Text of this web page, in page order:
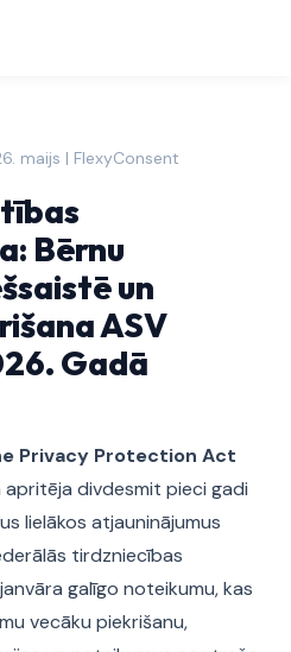
maijs | FlexyConsent
Bērnu
un
ASV
Gadā
Privacy Protection Act
divdesmit pieci gadi
lielākos atjauninājumus
tirdzniecības
galīgo noteikumu, kas
vecāku piekrišanu,